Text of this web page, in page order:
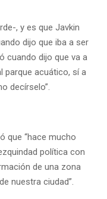
, y es que Javkin
dijo que iba a ser
cuando dijo que va a
parque acuático, sí a
decírselo”.
que “hace mucho
política con
de una zona
nuestra ciudad”.